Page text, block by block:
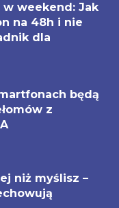
weekend: Jak
na 48h i nie
dla
będą
z
niż myślisz –